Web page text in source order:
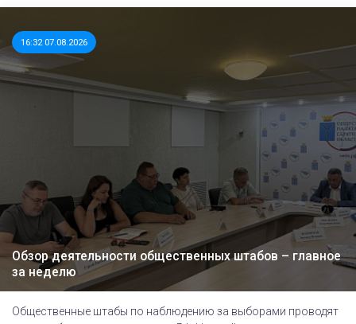
16:32 07.08.2026
Обзор деятельности общественных штабов – главное
за неделю
Общественные штабы по наблюдению за выборами проводят